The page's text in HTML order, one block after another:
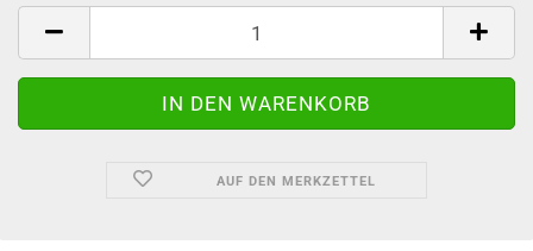
AUF DEN MERKZETTEL